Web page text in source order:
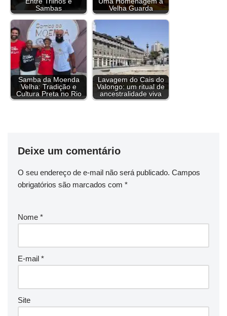
o
k
s
r
e
s
t
I
p
a
Sambas
Velha Guarda
Samba da Moenda
Velha: Tradição e
Cultura Preta no Rio
Lavagem do Cais do
Valongo: um ritual de
ancestralidade viva
Deixe um comentário
O seu endereço de e-mail não será publicado. Campos
obrigatórios são marcados com *
Nome *
E-mail *
Site